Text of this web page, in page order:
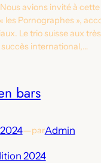
avions invité à
les Pornographes »,
Le trio suisse aux
international,…
bars
—parAdmin
2024